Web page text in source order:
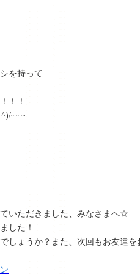
を持って
！！
~~~
いただきました、みなさまへ☆
した！
ょうか？また、次回もお友達を